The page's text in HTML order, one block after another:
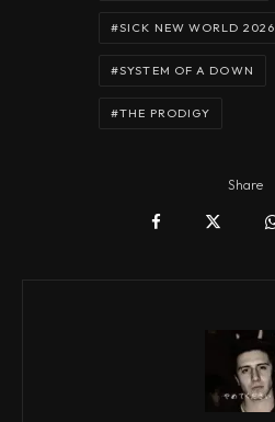
SICK NEW WORLD 2026
SYSTEM OF A DOWN
THE PRODIGY
Share